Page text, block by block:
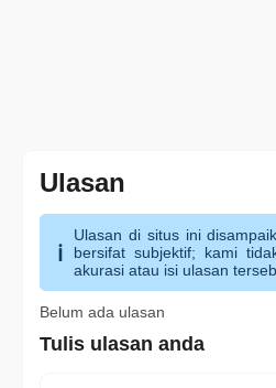
Ulasan
Ulasan di situs ini
bersifat subjektif; kami
akurasi atau isi ulasan
Belum ada ulasan
Tulis ulasan anda